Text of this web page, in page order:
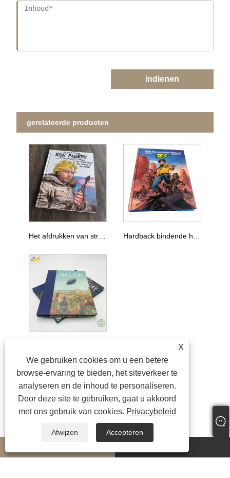
indienen
gerelateerde producten
Het afdrukken van stripboeken, het uitgeven van hardback paperbacks, afdrukdiensten
X
We gebruiken cookies om u een betere
browse-ervaring te bieden, het siteverkeer te
analyseren en de inhoud te personaliseren.
Door deze site te gebruiken, gaat u akkoord
met ons gebruik van cookies. Privacybeleid
Afwijzen Accepteren